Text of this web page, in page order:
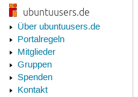
ubuntuusers.de
Über ubuntuusers.de
Portalregeln
Mitglieder
Gruppen
Spenden
Kontakt